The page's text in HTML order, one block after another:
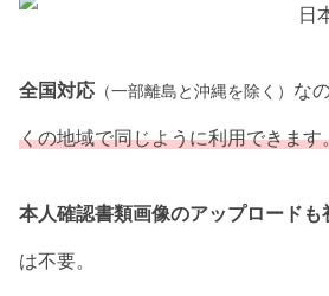
全国対応 （一部離島と沖縄を除く） な
くの地域で同じように利用できます
本人確認書類画像のアップロードも
は不要。